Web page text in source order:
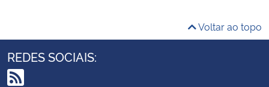
Voltar ao topo
REDES SOCIAIS: